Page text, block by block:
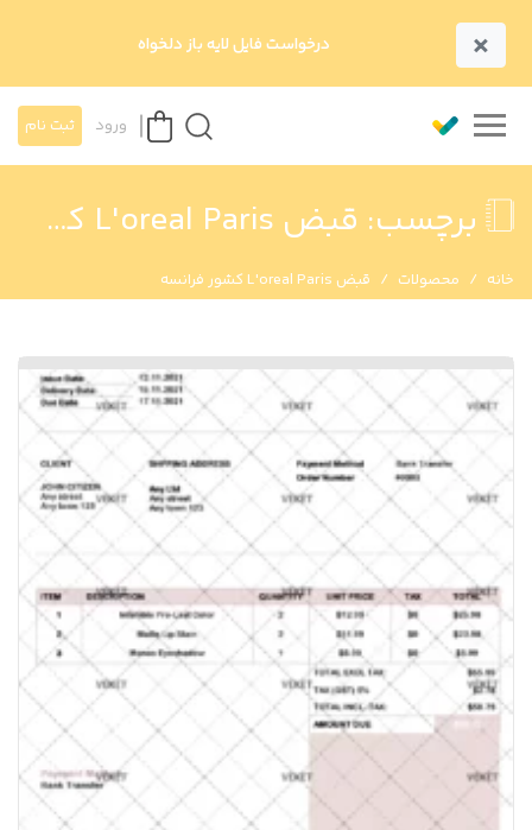
× درخواست فایل لایه باز دلخواه
ورود ثبت نام
برچسب: قبض L'oreal Paris کشور فرانسه
خانه محصولات قبض L'oreal Paris کشور فرانسه